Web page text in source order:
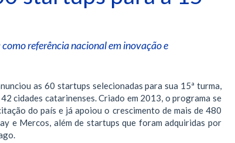
referência nacional em inovação e
as 60 startups selecionadas para sua 15ª turma,
cidades catarinenses. Criado em 2013, o programa se
do país e já apoiou o crescimento de mais de 480
e Mercos, além de startups que foram adquiridas por